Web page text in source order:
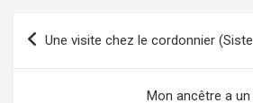
Navigation
de
Une visite chez le cordonnier
Mon ancêtre a